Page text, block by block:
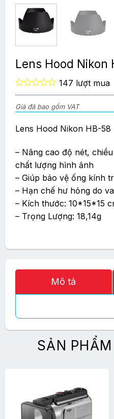
Lens Hood Nikon
0
out
of
147 lượt mua
Giá đã bao gồm VAT
Lens Hood Nikon HB-58
– Nâng cao độ nét,
chất lượng hình ảnh
– Giúp bảo vệ ống kính
– Hạn chế hư hỏng do
– Kích thước: 10*15*15
– Trọng Lượng: 18,14g
Mô tả
SẢN